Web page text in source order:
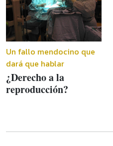
Un fallo mendocino que
dará que hablar
¿Derecho a la
reproducción?